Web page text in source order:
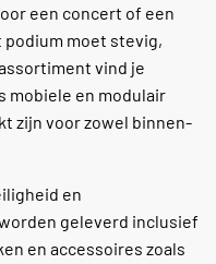
een concert of een
moet stevig,
vind je
mobiele en modulair
zijn voor zowel binnen-
en
geleverd inclusief
en accessoires zoals